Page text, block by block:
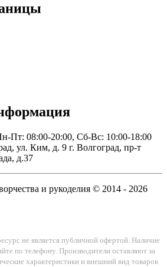
Пт: 08:00-20:00, Сб-Вс: 10:00-18:00
ул. Ким, д. 9 г. Волгоград, пр-т
д.37
и рукоделия © 2014 - 2026
не является публичной офертой. Наличие
по телефону. Производители оставляют за
характеристики и внешний вид товаров